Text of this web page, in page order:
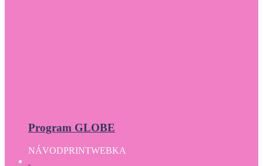
Program GLOBE
NÁVODPRINTWEBKA